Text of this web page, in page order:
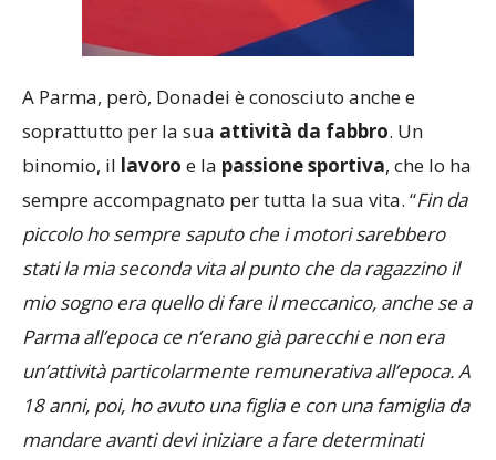
A Parma, però, Donadei è conosciuto anche e
soprattutto per la sua attività da fabbro . Un
binomio, illavoroe lapassione sportiva, che lo ha
sempre accompagnato per tutta la sua vita. “Fin da
piccolo ho sempre saputo che i motori sarebbero
stati la mia seconda vita al punto che da ragazzino il
mio sogno era quello di fare il meccanico, anche se a
Parma all’epoca ce n’erano già parecchi e non era
un’attività particolarmente remunerativa all’epoca. A
18 anni, poi, ho avuto una figlia e con una famiglia da